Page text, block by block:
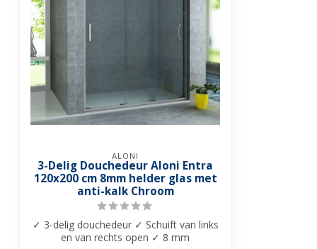
ALONI
3-Delig Douchedeur Aloni Entra
120x200 cm 8mm helder glas met
anti-kalk Chroom
✓ 3-delig douchedeur ✓ Schuift van links
en van rechts open ✓ 8 mm